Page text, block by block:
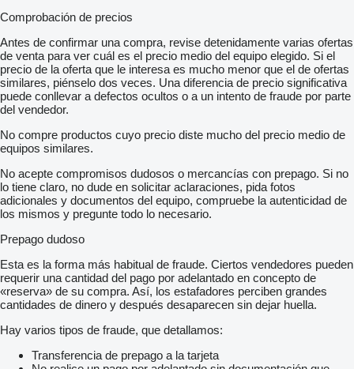
Comprobación de precios
Antes de confirmar una compra, revise detenidamente varias ofertas
de venta para ver cuál es el precio medio del equipo elegido. Si el
precio de la oferta que le interesa es mucho menor que el de ofertas
similares, piénselo dos veces. Una diferencia de precio significativa
puede conllevar a defectos ocultos o a un intento de fraude por parte
del vendedor.
No compre productos cuyo precio diste mucho del precio medio de
equipos similares.
No acepte compromisos dudosos o mercancías con prepago. Si no
lo tiene claro, no dude en solicitar aclaraciones, pida fotos
adicionales y documentos del equipo, compruebe la autenticidad de
los mismos y pregunte todo lo necesario.
Prepago dudoso
Esta es la forma más habitual de fraude. Ciertos vendedores pueden
requerir una cantidad del pago por adelantado en concepto de
«reserva» de su compra. Así, los estafadores perciben grandes
cantidades de dinero y después desaparecen sin dejar huella.
Hay varios tipos de fraude, que detallamos:
Transferencia de prepago a la tarjeta